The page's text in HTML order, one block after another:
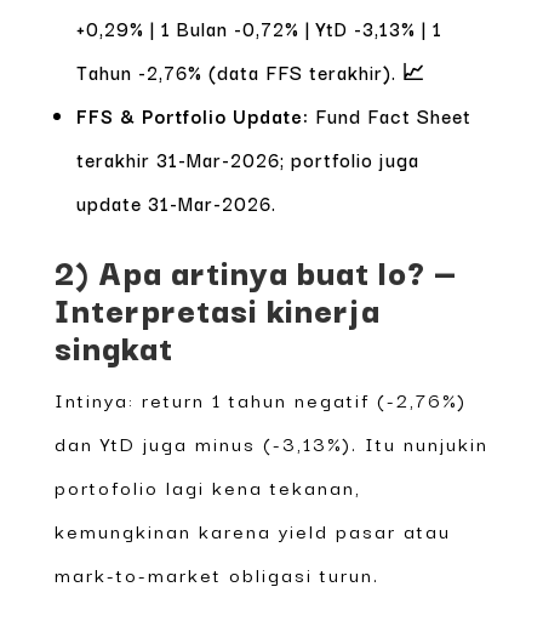
+0,29% | 1 Bulan -0,72% | YtD -3,13% | 1
Tahun -2,76% (data FFS terakhir). 📈
FFS & Portfolio Update: Fund Fact Sheet
terakhir 31-Mar-2026; portfolio juga
update 31-Mar-2026.
2) Apa artinya buat lo? —
Interpretasi kinerja
singkat
Intinya: return 1 tahun negatif (-2,76%)
dan YtD juga minus (-3,13%). Itu nunjukin
portofolio lagi kena tekanan,
kemungkinan karena yield pasar atau
mark-to-market obligasi turun.